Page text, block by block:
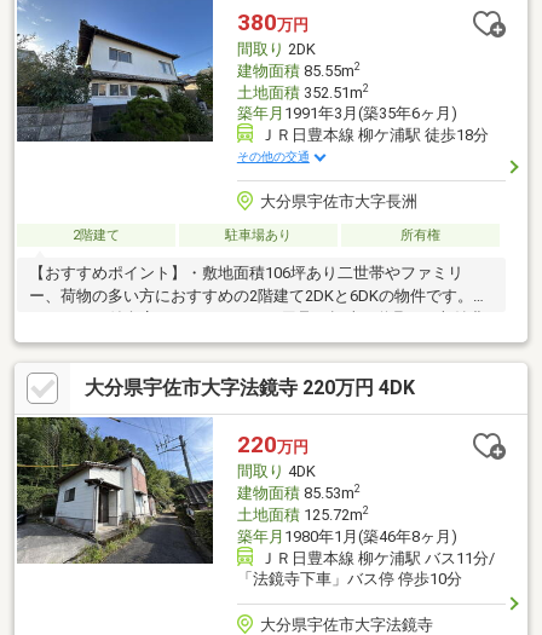
分）・Aープライス中津店まで1900m（徒歩24分）
380万円
間取り 2DK
建物面積85.55m2
土地面積352.51m2
築年月 1991年3月(築35年6ヶ月)
ＪＲ日豊本線 柳ケ浦駅 徒歩18分
その他の交通
大分県宇佐市大字長洲
2階建て 駐車場あり 所有権
【おすすめポイント】・敷地面積106坪あり二世帯やファミリ
ー、荷物の多い方におすすめの2階建て2DKと6DKの物件です。・
富です。・南側にあるバルコニーは前面棟無で日当たり良好で
す。・長洲小学校まで650ｍ（徒歩9分）徒歩圏内で安心です。・
イオンタウン豊後高田まで6300ｍ（車13分）お買い物に便利で
す。
大分県宇佐市大字法鏡寺 220万円 4DK
220万円
間取り 4DK
建物面積85.53m2
土地面積125.72m2
築年月 1980年1月(築46年8ヶ月)
ＪＲ日豊本線 柳ケ浦駅 バス11分/
「法鏡寺下車」バス停 停歩10分
大分県宇佐市大字法鏡寺